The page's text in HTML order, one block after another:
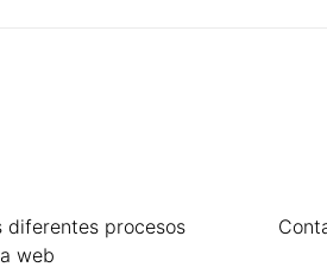
diferentes procesos
web